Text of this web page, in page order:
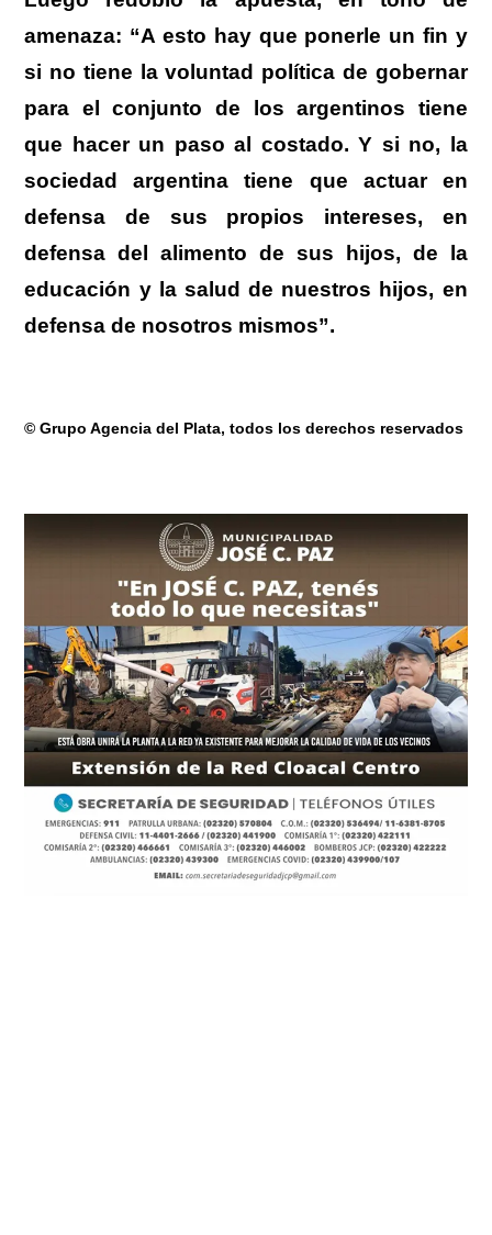
amenaza: “A esto hay que ponerle un fin y
si no tiene la voluntad política de gobernar
para el conjunto de los argentinos tiene
que hacer un paso al costado. Y si no, la
sociedad argentina tiene que actuar en
defensa de sus propios intereses, en
defensa del alimento de sus hijos, de la
educación y la salud de nuestros hijos, en
defensa de nosotros mismos”.
© Grupo Agencia del Plata, todos los derechos reservados